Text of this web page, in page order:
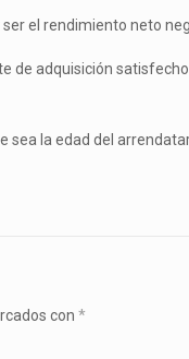
el rendimiento neto
adquisición
sea la edad del
con *